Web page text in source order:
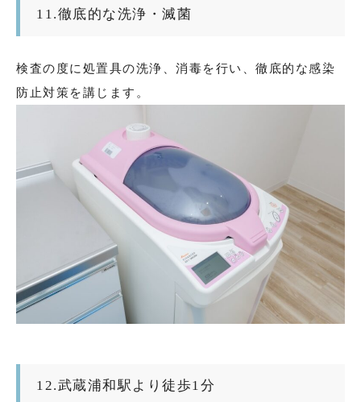
11.徹底的な洗浄・滅菌
検査の度に処置具の洗浄、消毒を行い、徹底的な感染
防止対策を講じます。
12.武蔵浦和駅より徒歩1分